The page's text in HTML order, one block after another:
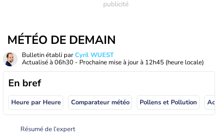
MÉTÉO DE DEMAIN
Bulletin établi parCyril WUEST
Actualisé à 06h30 - Prochaine mise à jour à 12h45 (heure locale)
En bref
Heure par Heure Comparateur météo Pollens et Pollution
Résumé de l’expert